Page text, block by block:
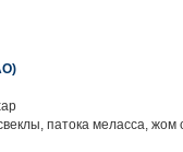
патока меласса, жом